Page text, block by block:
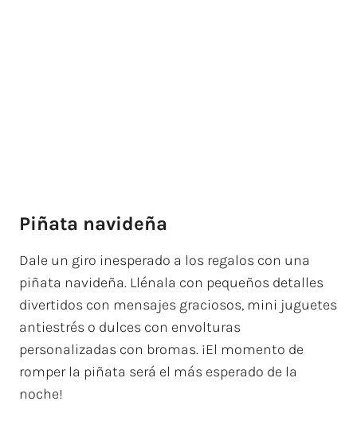
Piñata navideña
Dale un giro inesperado a los regalos con una
piñata navideña. Llénala con pequeños detalles
divertidos con mensajes graciosos, mini juguetes
antiestrés o dulces con envolturas
personalizadas con bromas. ¡El momento de
romper la piñata será el más esperado de la
noche!